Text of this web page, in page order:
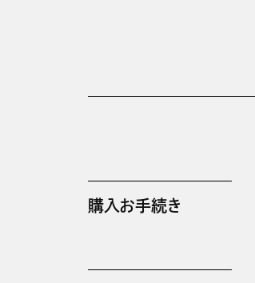
購入お手続き